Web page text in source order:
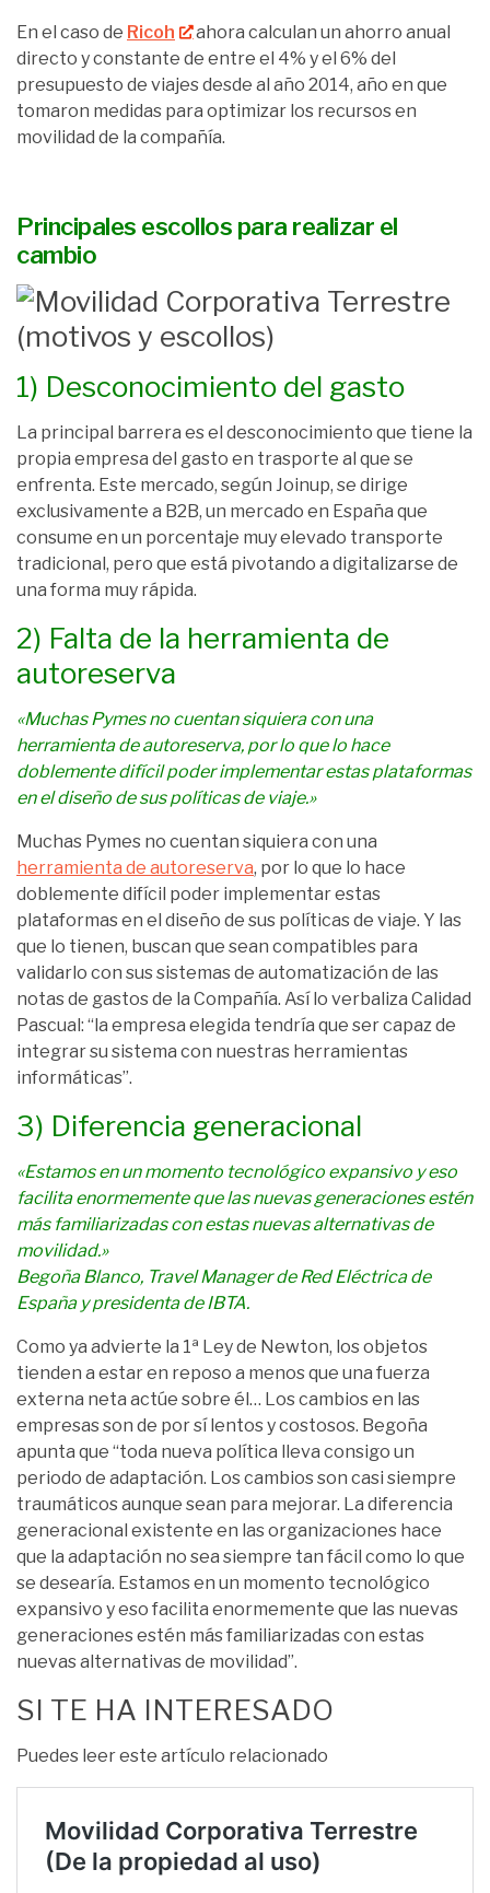
En el caso de Ricoh
ahora calculan un ahorro anual
directo y constante de entre el 4% y el 6% del
presupuesto de viajes desde al año 2014, año en que
tomaron medidas para optimizar los recursos en
movilidad de la compañía.
Principales escollos para realizar el
cambio
1) Desconocimiento del gasto
La principal barrera es el desconocimiento que tiene la
propia empresa del gasto en trasporte al que se
enfrenta. Este mercado, según Joinup, se dirige
exclusivamente a B2B, un mercado en España que
consume en un porcentaje muy elevado transporte
tradicional, pero que está pivotando a digitalizarse de
una forma muy rápida.
2) Falta de la herramienta de
autoreserva
«Muchas Pymes no cuentan siquiera con una
herramienta de autoreserva, por lo que lo hace
doblemente difícil poder implementar estas plataformas
en el diseño de sus políticas de viaje.»
Muchas Pymes no cuentan siquiera con una
herramienta de autoreserva, por lo que lo hace
doblemente difícil poder implementar estas
plataformas en el diseño de sus políticas de viaje. Y las
que lo tienen, buscan que sean compatibles para
validarlo con sus sistemas de automatización de las
notas de gastos de la Compañía. Así lo verbaliza Calidad
Pascual: “la empresa elegida tendría que ser capaz de
integrar su sistema con nuestras herramientas
informáticas”.
3) Diferencia generacional
«Estamos en un momento tecnológico expansivo y eso
facilita enormemente que las nuevas generaciones estén
más familiarizadas con estas nuevas alternativas de
movilidad.»
Begoña Blanco, Travel Manager de Red Eléctricade
España y presidenta de IBTA.
Como ya advierte la 1ª Ley de Newton, los objetos
tienden a estar en reposo a menos que una fuerza
externa neta actúe sobre él… Los cambios en las
empresas son de por sí lentos y costosos. Begoña
apunta que “toda nueva política lleva consigo un
periodo de adaptación. Los cambios son casi siempre
traumáticos aunque sean para mejorar. La diferencia
generacional existente en las organizaciones hace
que la adaptación no sea siempre tan fácil como lo que
se desearía. Estamos en un momento tecnológico
expansivo y eso facilita enormemente que las nuevas
generaciones estén más familiarizadas con estas
nuevas alternativas de movilidad”.
SI TE HA INTERESADO
Puedes leer este artículo relacionado